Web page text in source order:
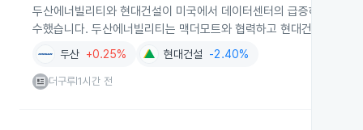
두산에너빌리티와 현대건설이 미국에서 데이터센터의 급증하는 전
수했습니다. 두산에너빌리티는 맥더모트와 협력하고 현대건설은 홀
두산 +0.25% 현대건설 -2.40%
더구루 |1시간 전